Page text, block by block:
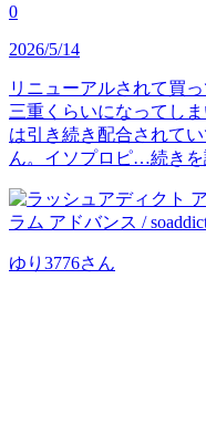
0
2026/5/14
リニューアルされて買
三重くらいになってし
は引き続き配合されて
ん。イソプロピ…続き
ゆり3776さん